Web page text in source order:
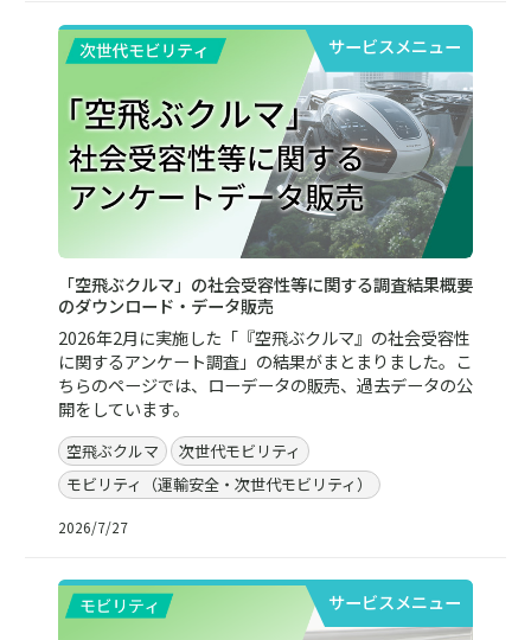
サービスメニュー
「空飛ぶクルマ」の社会受容性等に関する調査結果概要
のダウンロード・データ販売
2026年2月に実施した「『空飛ぶクルマ』の社会受容性
に関するアンケート調査」の結果がまとまりました。こ
ちらのページでは、ローデータの販売、過去データの公
開をしています。
空飛ぶクルマ
次世代モビリティ
モビリティ（運輸安全・次世代モビリティ）
2026/7/27
サービスメニュー